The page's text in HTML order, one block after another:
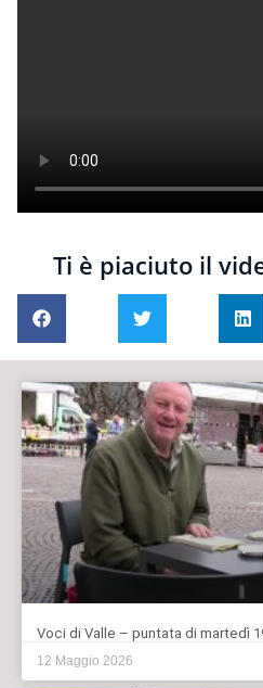
Ti è piaciuto il
Voci di Valle – puntata di martedì
12 Maggio 2026